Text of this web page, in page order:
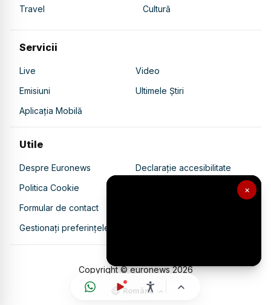
×
Travel
Cultură
Servicii
Live
Video
Emisiuni
Ultimele Știri
Aplicația Mobilă
Utile
Despre Euronews
Declarație accesibilitate
Politica Cookie
Politica de confidențialitate
Formular de contact
Gestionați preferințele
Copyright © euronews2026
Română